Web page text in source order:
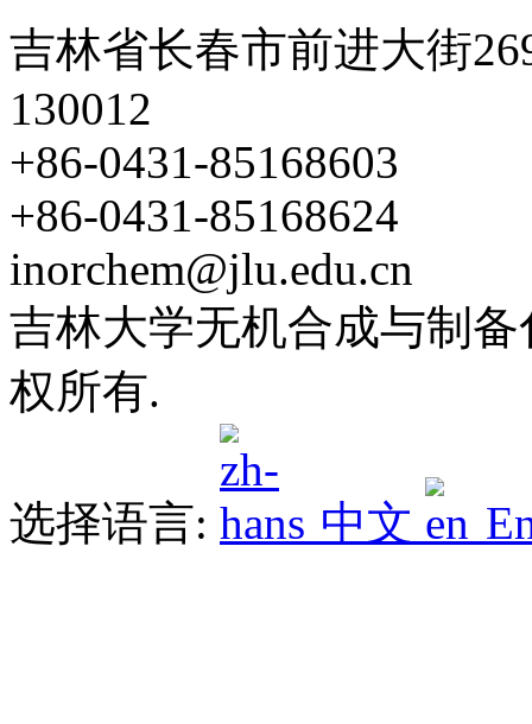
吉林省长春市前进大街
130012
+86-0431-85168603
+86-0431-85168624
inorchem@jlu.edu.cn
吉林大学无机合成与制
权所有.
选择语言: 中文